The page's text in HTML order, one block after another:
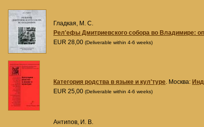
Гладкая, М. С.
Рел'ефы Дмитриевского собора во Владимире:
EUR 28,00 (Deliverable within 4-6 weeks)
Категория родства в языке и кул'туре . Москва:
EUR 25,00 (Deliverable within 4-6 weeks)
Антипов, И. В.